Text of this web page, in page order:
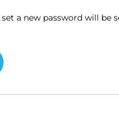
a new password will be